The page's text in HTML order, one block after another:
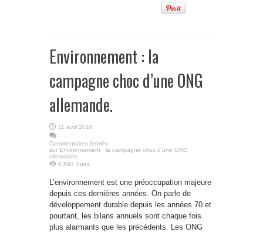
Environnement : la
campagne choc d’une ONG
allemande.
11 avril 2016
Commentaires fermés
sur Environnement : la campagne choc d’une ONG
allemande.
6,591 Vues
L’environnement est une préoccupation majeure
depuis ces dernières années. On parle de
développement durable depuis les années 70 et
pourtant, les bilans annuels sont chaque fois
plus alarmants que les précédents. Les ONG